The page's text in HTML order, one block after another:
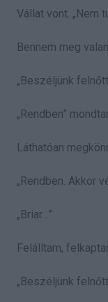
Vállat vont. „Nem
Bennem meg
„Beszéljünk
„Rendben”
Láthatóan
„Rendben. Akkor
„Briar…”
Felálltam,
„Beszéljünk